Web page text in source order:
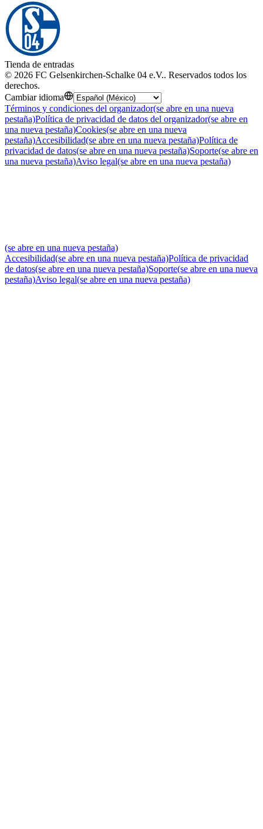
Tienda de entradas
© 2026 FC Gelsenkirchen-Schalke 04 e.V.. Reservados todos los
derechos.
Cambiar idioma
Términos y condiciones del organizador(se abre en una nueva
pestaña)Política de privacidad de datos del organizador(se abre en
una nueva pestaña)Cookies(se abre en una nueva
pestaña)Accesibilidad(se abre en una nueva pestaña)Política de
privacidad de datos(se abre en una nueva pestaña)Soporte(se abre en
una nueva pestaña)Aviso legal(se abre en una nueva pestaña)
(se abre en una nueva pestaña)
Accesibilidad(se abre en una nueva pestaña)Política de privacidad
de datos(se abre en una nueva pestaña)Soporte(se abre en una nueva
pestaña)Aviso legal(se abre en una nueva pestaña)